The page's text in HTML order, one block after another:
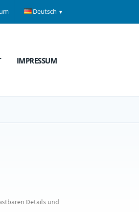
Deutsch
IMPRESSUM
Details und